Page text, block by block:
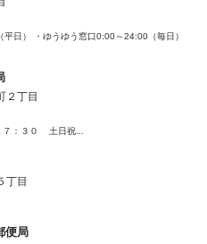
平日） ・ゆうゆう窓口0:00～24:00（毎日）
２丁目
７：３０ 土日祝...
丁目
便局